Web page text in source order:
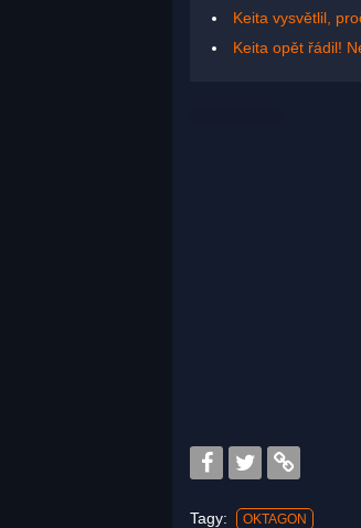
Keita vysvětlil,
Keita opět řádil!
Tagy: OKTAGON